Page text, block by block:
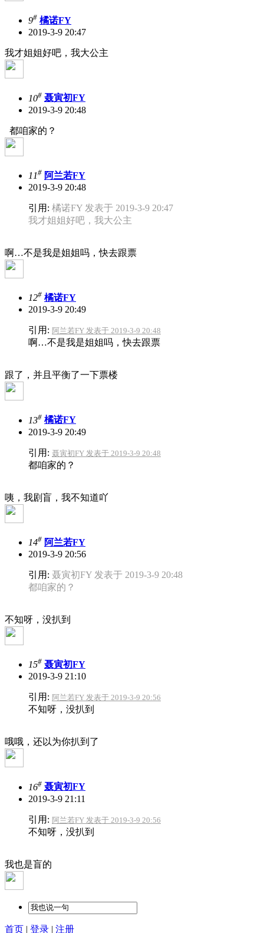
9# 橘诺FY
2019-3-9 20:47
我才姐姐好吧，我大公主
10# 聂寅初FY
2019-3-9 20:48
都咱家的？
11# 阿兰若FY
2019-3-9 20:48
引用: 橘诺FY 发表于 2019-3-9 20:47
我才姐姐好吧，我大公主
啊…不是我是姐姐吗，快去跟票
12# 橘诺FY
2019-3-9 20:49
引用: 阿兰若FY 发表于 2019-3-9 20:48
啊…不是我是姐姐吗，快去跟票
跟了，并且平衡了一下票楼
13# 橘诺FY
2019-3-9 20:49
引用: 聂寅初FY 发表于 2019-3-9 20:48
都咱家的？
咦，我剧盲，我不知道吖
14# 阿兰若FY
2019-3-9 20:56
引用: 聂寅初FY 发表于 2019-3-9 20:48
都咱家的？
不知呀，没扒到
15# 聂寅初FY
2019-3-9 21:10
引用: 阿兰若FY 发表于 2019-3-9 20:56
不知呀，没扒到
哦哦，还以为你扒到了
16# 聂寅初FY
2019-3-9 21:11
引用: 阿兰若FY 发表于 2019-3-9 20:56
不知呀，没扒到
我也是盲的
首页 | 登录 | 注册